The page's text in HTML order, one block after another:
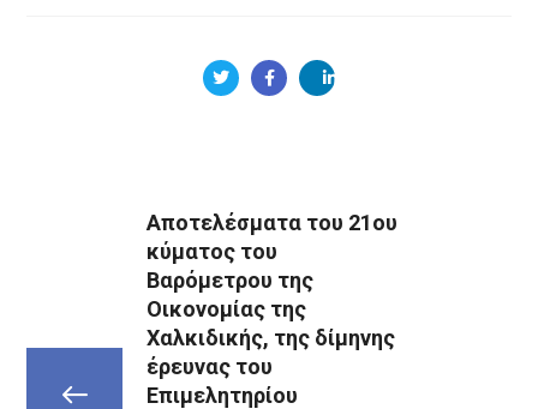
Αποτελέσματα του 21ου
κύματος του
Βαρόμετρου της
Οικονομίας της
Χαλκιδικής, της δίμηνης
έρευνας του
Επιμελητηρίου